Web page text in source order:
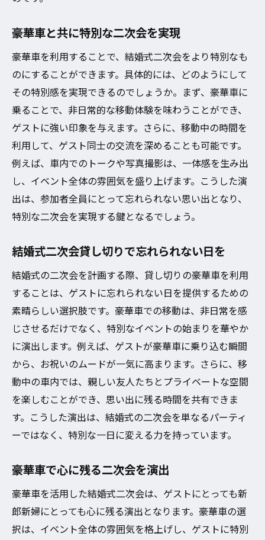
豪華車と共に特別な二次会を実現
豪華車を利用することで、結婚式二次会をより特別なも
のにすることができます。具体的には、どのようにして
その特別感を実現できるのでしょうか。まず、豪華車に
乗ることで、非日常的な移動体験を味わうことができ、
ゲストに強い印象を与えます。さらに、移動中の時間を
利用して、ゲスト同士の交流を深めることも可能です。
例えば、車内でのトークや写真撮影は、一体感を生み出
し、イベント全体の雰囲気を盛り上げます。こうした演
出は、参加者全員にとって忘れられない思い出となり、
特別な二次会を実現する鍵となるでしょう。
結婚式二次会貸し切りで忘れられない日を
結婚式の二次会を計画する際、貸し切りの豪華車を利用
することは、ゲストに忘れられない日を提供するための
素晴らしい選択肢です。豪華車での移動は、非日常を感
じさせるだけでなく、特別なイベントの始まりを華やか
に演出します。例えば、ゲストが豪華車に乗り込む瞬間
から、お祝いのムードが一気に高まります。さらに、移
動中の車内では、親しい友人たちとプライベートな空間
を楽しむことができ、思い出に残る時間を共有できま
す。こうした演出は、結婚式の二次会を単なるパーティ
ーではなく、特別な一日に変える力を持っています。
豪華車で心に残る二次会を演出
豪華車を活用した結婚式二次会は、ゲストにとっても新
郎新婦にとっても心に残る演出となります。豪華車の選
択は、イベント全体の雰囲気を格上げし、ゲストに特別